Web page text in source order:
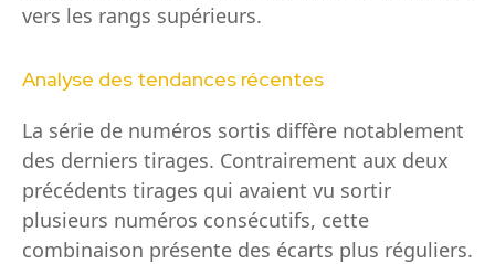
vers les rangs supérieurs.
Analyse des tendances récentes
La série de numéros sortis diffère notablement
des derniers tirages. Contrairement aux deux
précédents tirages qui avaient vu sortir
plusieurs numéros consécutifs, cette
combinaison présente des écarts plus réguliers.